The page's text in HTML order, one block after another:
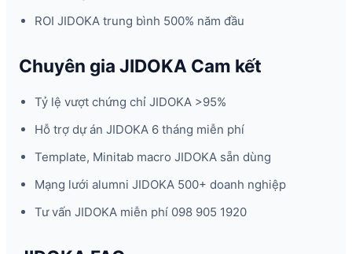
ROI JIDOKA trung bình 500% năm đầu
Chuyên gia JIDOKA Cam kết
Tỷ lệ vượt chứng chỉ JIDOKA >95%
Hỗ trợ dự án JIDOKA 6 tháng miễn phí
Template, Minitab macro JIDOKA sẵn dùng
Mạng lưới alumni JIDOKA 500+ doanh nghiệp
Tư vấn JIDOKA miễn phí 098 905 1920